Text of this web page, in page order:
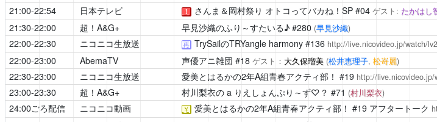
21:00-22:54 日本テレビ ！ さんま＆岡村祭り オトコってバカね！SP #04 ゲスト: たかはし
21:30-22:00 超！A&G+ 早見沙織のふり～すたいる♪#280 (早見沙織)
22:00-22:30 ニコニコ生放送 再 TrySailのTRYangle harmony#136 http://live.nicovideo.jp/watch/
22:00-23:00 AbemaTV 声優アニ雑団 #18 ゲスト： 大久保瑠美 (松井恵理子, 松嵜麗)
22:30-23:00 ニコニコ生放送 愛美とはるかの2年A組青春アクティ部！ #19 http://live.nicovideo.jp/
23:00-23:30 超！A&G+ 村川梨衣の a りえしょんぷり～ず♡？ #71 (村川梨衣)
24:00ごろ配信 ニコニコ動画 ￥ 愛美とはるかの2年A組青春アクティ部！ #19 アフタートーク